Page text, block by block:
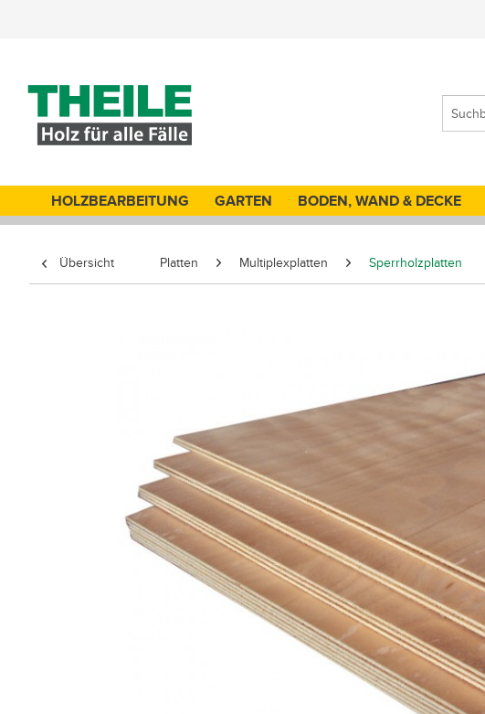
HOLZBEARBEITUNG GARTEN BODEN, WAND & DECKE
Übersicht Platten Multiplexplatten Sperrholzplatten